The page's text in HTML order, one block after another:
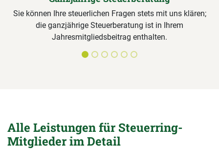
Sie können Ihre steuerlichen Fragen stets mit uns klären;
die ganzjährige Steuerberatung ist in Ihrem
Jahresmitgliedsbeitrag enthalten.
Alle Leistungen für Steuerring-
Mitglieder im Detail